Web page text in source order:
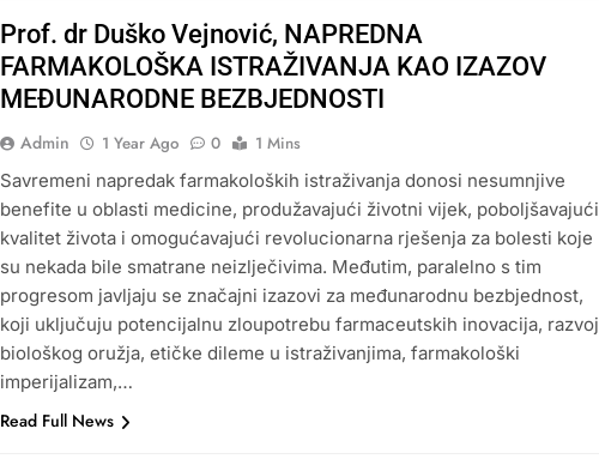
Prof. dr Duško Vejnović, NAPREDNA
FARMAKOLOŠKA ISTRAŽIVANJA KAO IZAZOV
MEĐUNARODNE BEZBJEDNOSTI
Admin 1 Year Ago 0
1 Mins
Savremeni napredak farmakoloških istraživanja donosi nesumnjive
benefite u oblasti medicine, produžavajući životni vijek, poboljšavajući
kvalitet života i omogućavajući revolucionarna rješenja za bolesti koje
su nekada bile smatrane neizlječivima. Međutim, paralelno s tim
progresom javljaju se značajni izazovi za međunarodnu bezbjednost,
koji uključuju potencijalnu zloupotrebu farmaceutskih inovacija, razvoj
biološkog oružja, etičke dileme u istraživanjima, farmakološki
imperijalizam,…
Read Full News